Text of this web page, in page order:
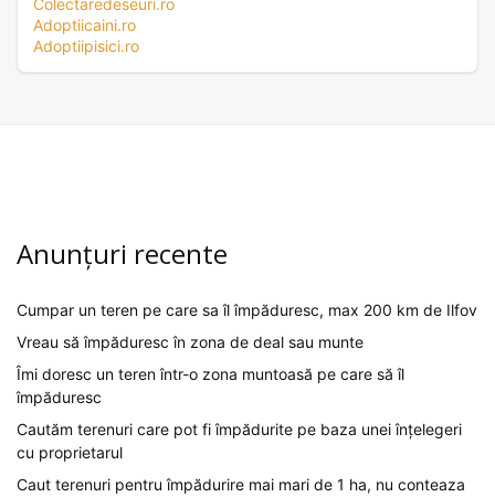
Colectaredeseuri.ro
Adoptiicaini.ro
Adoptiipisici.ro
Anunțuri recente
Cumpar un teren pe care sa îl împăduresc, max 200 km de Ilfov
Vreau să împăduresc în zona de deal sau munte
Îmi doresc un teren într-o zona muntoasă pe care să îl
împăduresc
Cautăm terenuri care pot fi împădurite pe baza unei înțelegeri
cu proprietarul
Caut terenuri pentru împădurire mai mari de 1 ha, nu conteaza